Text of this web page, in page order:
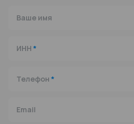
Ваше имя
ИНН *
Телефон *
Email